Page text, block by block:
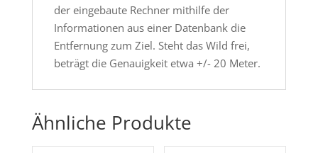
der eingebaute Rechner mithilfe der
Informationen aus einer Datenbank die
Entfernung zum Ziel. Steht das Wild frei,
beträgt die Genauigkeit etwa +/- 20 Meter.
Ähnliche Produkte